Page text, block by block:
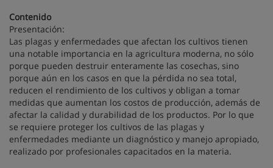
Contenido
Presentación:
Las plagas y enfermedades que afectan los cultivos tienen
una notable importancia en la agricultura moderna, no sólo
porque pueden destruir enteramente las cosechas, sino
porque aún en los casos en que la pérdida no sea total,
reducen el rendimiento de los cultivos y obligan a tomar
medidas que aumentan los costos de producción, además de
afectar la calidad y durabilidad de los productos. Por lo que
se requiere proteger los cultivos de las plagas y
enfermedades mediante un diagnóstico y manejo apropiado,
realizado por profesionales capacitados en la materia.